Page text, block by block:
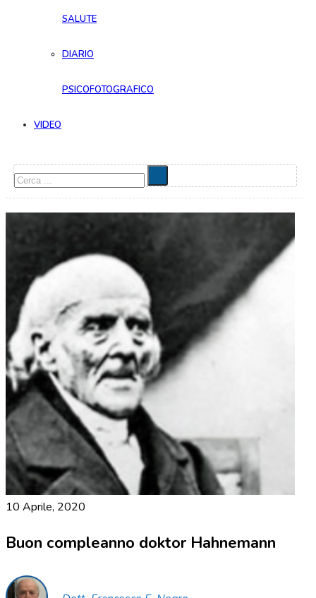
SALUTE
DIARIO
PSICOFOTOGRAFICO
VIDEO
Cerca
10 Aprile, 2020
Buon compleanno doktor Hahnemann